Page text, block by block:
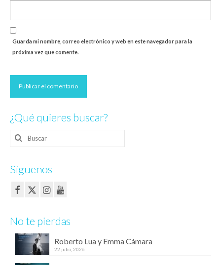
Guarda mi nombre, correo electrónico y web en este navegador para la
próxima vez que comente.
¿Qué quieres buscar?
Buscar
por:
Síguenos
No te pierdas
Roberto Lua y Emma Cámara
22 julio, 2026